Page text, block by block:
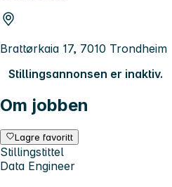
Brattørkaia 17, 7010 Trondheim
Stillingsannonsen er inaktiv.
Om jobben
Lagre favoritt
Stillingstittel
Data Engineer